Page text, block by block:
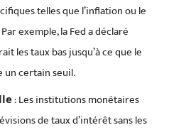
telles que l’inflation ou le
exemple, la Fed a déclaré
les taux bas jusqu’à ce que le
un certain seuil.
: Les institutions monétaires
de taux d’intérêt sans les